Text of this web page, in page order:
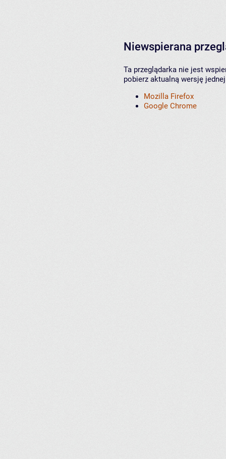
Niewspierana
Ta przeglądarka nie jest
pobierz aktualną wersję
Mozilla Firefox
Google Chrome